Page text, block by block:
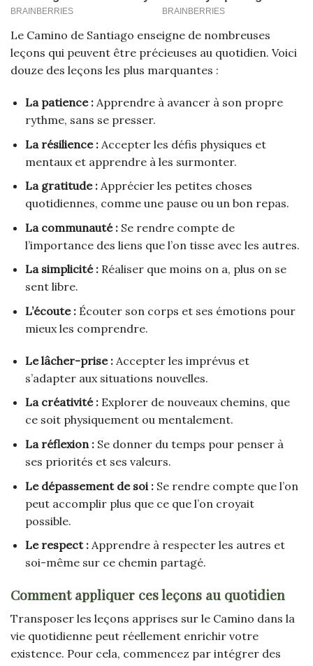
Le Camino de Santiago enseigne de nombreuses
leçons qui peuvent être précieuses au quotidien. Voici
douze des leçons les plus marquantes :
La patience :Apprendre à avancer à son propre
rythme, sans se presser.
La résilience :Accepter les défis physiques et
mentaux et apprendre à les surmonter.
La gratitude :Apprécier les petites choses
quotidiennes, comme une pause ou un bon repas.
La communauté :Se rendre compte de
l’importance des liens que l’on tisse avec les autres.
La simplicité :Réaliser que moins on a, plus on se
sent libre.
L’écoute :Écouter son corps et ses émotions pour
mieux les comprendre.
Le lâcher-prise :Accepter les imprévus et
s’adapter aux situations nouvelles.
La créativité :Explorer de nouveaux chemins, que
ce soit physiquement ou mentalement.
La réflexion :Se donner du temps pour penser à
ses priorités et ses valeurs.
Le dépassement de soi :Se rendre compte que l’on
peut accomplir plus que ce que l’on croyait
possible.
Le respect :Apprendre à respecter les autres et
soi-même sur ce chemin partagé.
Comment appliquer ces leçons au quotidien
Transposer les leçons apprises sur le Camino dans la
vie quotidienne peut réellement enrichir votre
existence. Pour cela, commencez par intégrer des